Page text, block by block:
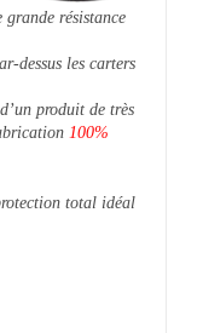
résistance
dessus les carters
produit de très
100%
total idéal